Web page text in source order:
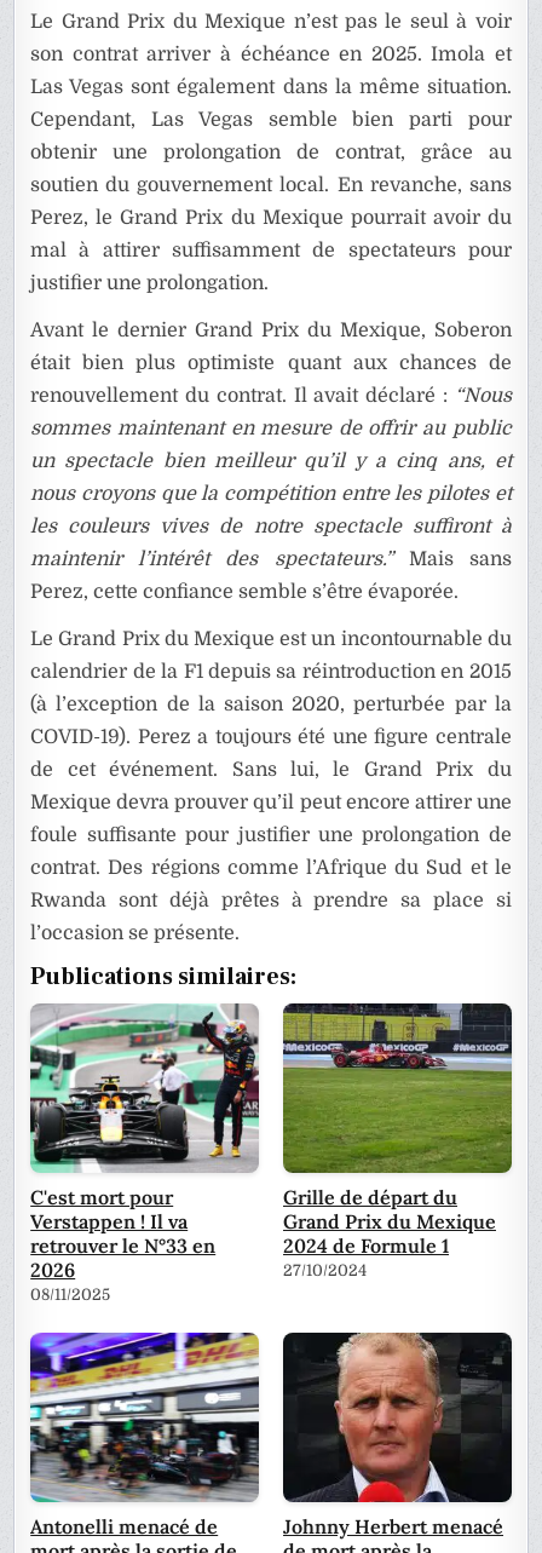
Le Grand Prix du Mexique n’est pas le seul à voir
son contrat arriver à échéance en 2025. Imola et
Las Vegas sont également dans la même situation.
Cependant, Las Vegas semble bien parti pour
obtenir une prolongation de contrat, grâce au
soutien du gouvernement local. En revanche, sans
Perez, le Grand Prix du Mexique pourrait avoir du
mal à attirer suffisamment de spectateurs pour
justifier une prolongation.
Avant le dernier Grand Prix du Mexique, Soberon
était bien plus optimiste quant aux chances de
renouvellement du contrat. Il avait déclaré : “Nous
sommes maintenant en mesure de offrir au public
un spectacle bien meilleur qu’il y a cinq ans, et
nous croyons que la compétition entre les pilotes et
les couleurs vives de notre spectacle suffiront à
maintenir l’intérêt des spectateurs.”Mais sans
Perez, cette confiance semble s’être évaporée.
Le Grand Prix du Mexique est un incontournable du
calendrier de la F1 depuis sa réintroduction en 2015
(à l’exception de la saison 2020, perturbée par la
COVID-19). Perez a toujours été une figure centrale
de cet événement. Sans lui, le Grand Prix du
Mexique devra prouver qu’il peut encore attirer une
foule suffisante pour justifier une prolongation de
contrat. Des régions comme l’Afrique du Sud et le
Rwanda sont déjà prêtes à prendre sa place si
l’occasion se présente.
Publications similaires:
C'est mort pour
Verstappen ! Il va
retrouver le N°33 en
2026
08/11/2025
Grille de départ du
Grand Prix du Mexique
2024 de Formule 1
27/10/2024
Antonelli menacé de
Johnny Herbert menacé